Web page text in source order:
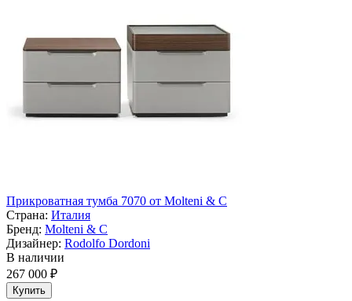
Прикроватная тумба 7070 от Molteni & C
Страна: Италия
Бренд: Molteni & C
Дизайнер: Rodolfo Dordoni
В наличии
267 000 ₽
Купить